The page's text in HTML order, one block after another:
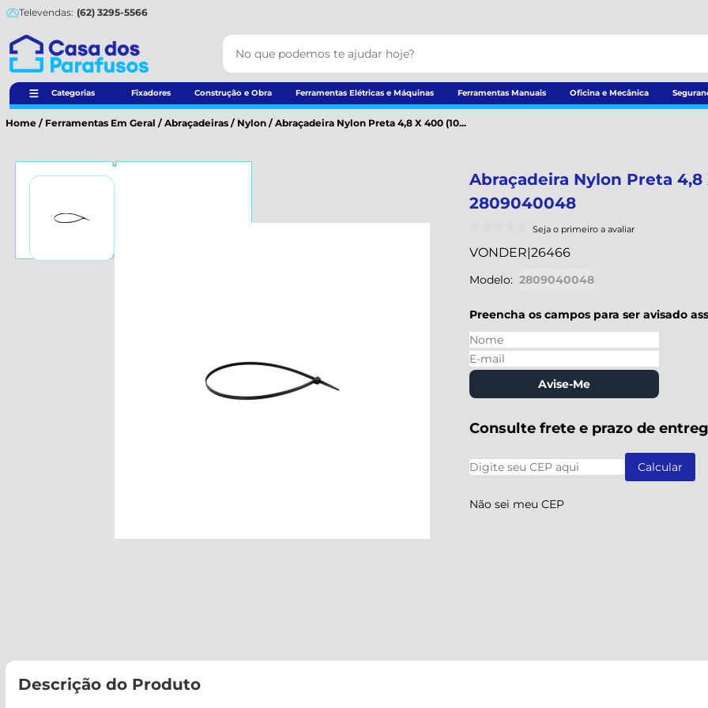
Televendas: (62) 3295-5566
Categorias Fixadores Construção e Obra Ferramentas Elétricas e Máquinas Ferramentas Manuais Oficina e Mecânica
Home / Ferramentas Em Geral / Abraçadeiras / Nylon / Abraçadeira Nylon Preta 4,8 X 400 (10...
Abraçadeira Nylon Preta 4,8
2809040048
Seja o primeiro a avaliar
VONDER|26466
Modelo: 2809040048
Preencha os campos para ser avisado
Avise-Me
Consulte frete e prazo de
Não sei meu CEP
Descrição do Produto